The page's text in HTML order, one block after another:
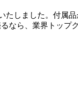
しました。付属
なら、業界トップ